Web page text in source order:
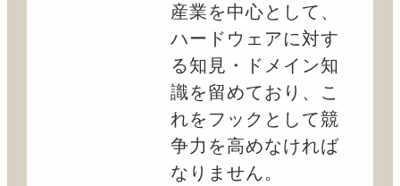
産業を中心として、
ハードウェアに対す
る知見・ドメイン知
識を留めており、こ
れをフックとして競
争力を高めなければ
なりません。